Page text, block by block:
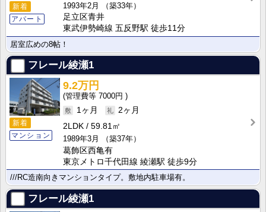
新着
アパート
1993年2月
（築33年）
足立区青井
東武伊勢崎線 五反野駅 徒歩11分
居室広めの8帖！
フレール綾瀬1
新着
マンション
9.2万円
7000円
1ヶ月
2ヶ月
2LDK
59.81㎡
1989年3月
（築37年）
葛飾区西亀有
東京メトロ千代田線 綾瀬駅 徒歩9分
///RC造南向きマンションタイプ。敷地内駐車場有。
フレール綾瀬1